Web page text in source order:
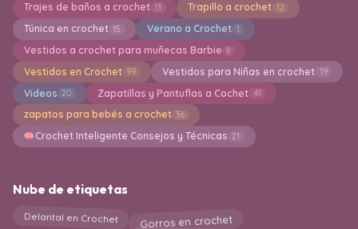
Trajes de baños a crochet 13 Trapillo a crochet 12
Túnica en crochet 15 Verano a Crochet 1
Vestidos a crochet para muñecas Barbie 8
Vestidos en Crochet 99 Vestidos para Niñas en crochet 19
Videos 20 Zapatillas y Pantuflas a Cochet 41
zapatos para bebés a crochet 36
Crochet Inteligente Consejos y Técnicas 21
Nube de etiquetas
Delantal en Crochet Gorros en crochet